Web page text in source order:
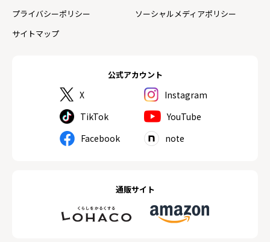
公式アカウント
X
Instagram
TikTok
YouTube
Facebook
note
通販サイト
プライバシーポリシー
ソーシャルメディアポリシー
サイトマップ